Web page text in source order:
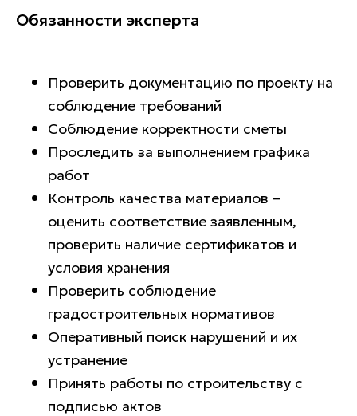
Обязанности эксперта
Проверить документацию по проекту на
соблюдение требований
Соблюдение корректности сметы
Проследить за выполнением графика
работ
Контроль качества материалов –
оценить соответствие заявленным,
проверить наличие сертификатов и
условия хранения
Проверить соблюдение
градостроительных нормативов
Оперативный поиск нарушений и их
устранение
Принять работы по строительству с
подписью актов